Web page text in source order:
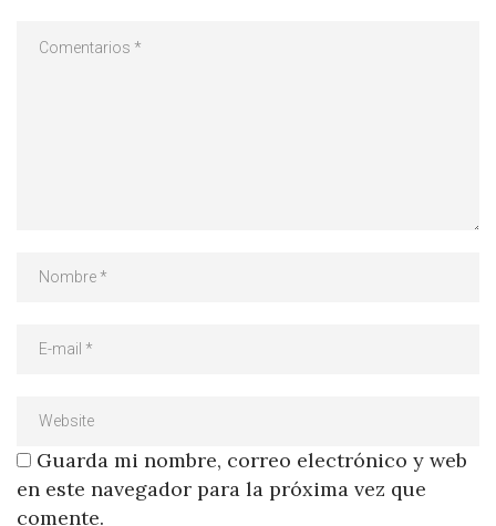
Guarda mi nombre, correo electrónico y web
en este navegador para la próxima vez que
comente.